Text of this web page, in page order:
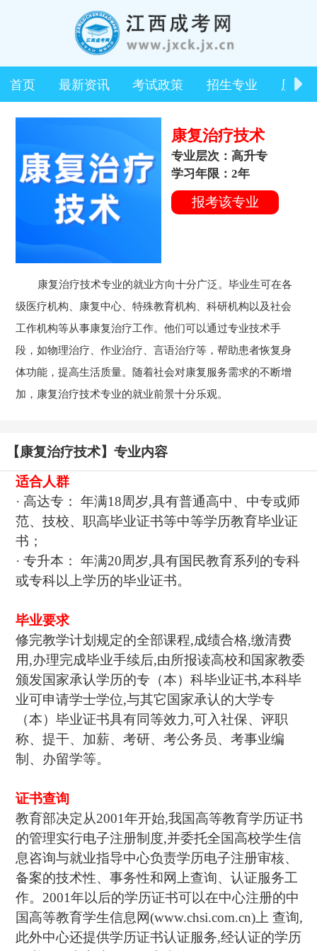
首页 最新资讯 考试政策 招生专业 历年
康复治疗技术
专业层次：高升专
学习年限：2年
报考该专业
康复治疗技术专业的就业方向十分广泛。毕业生可在各
级医疗机构、康复中心、特殊教育机构、科研机构以及社会
工作机构等从事康复治疗工作。他们可以通过专业技术手
段，如物理治疗、作业治疗、言语治疗等，帮助患者恢复身
体功能，提高生活质量。随着社会对康复服务需求的不断增
加，康复治疗技术专业的就业前景十分乐观。
【康复治疗技术】专业内容
适合人群
· 高达专： 年满18周岁,具有普通高中、中专或师
范、技校、职高毕业证书等中等学历教育毕业证
书；
· 专升本： 年满20周岁,具有国民教育系列的专科
或专科以上学历的毕业证书。
毕业要求
修完教学计划规定的全部课程,成绩合格,缴清费
用,办理完成毕业手续后,由所报读高校和国家教委
颁发国家承认学历的专（本）科毕业证书,本科毕
业可申请学士学位,与其它国家承认的大学专
（本）毕业证书具有同等效力,可入社保、评职
称、提干、加薪、考研、考公务员、考事业编
制、办留学等。
证书查询
教育部决定从2001年开始,我国高等教育学历证书
的管理实行电子注册制度,并委托全国高校学生信
息咨询与就业指导中心负责学历电子注册审核、
备案的技术性、事务性和网上查询、认证服务工
作。2001年以后的学历证书可以在中心注册的中
国高等教育学生信息网(www.chsi.com.cn)上 查询,
此外中心还提供学历证书认证服务,经认证的学历